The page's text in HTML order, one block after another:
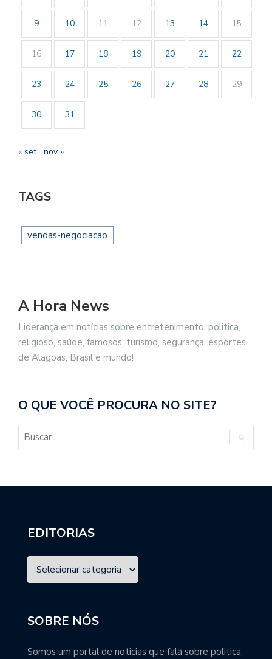
9 10 11 12 13 14 15
16 17 18 19 20 21 22
23 24 25 26 27 28 29
30 31
« set nov »
TAGS
vendas-negociacao
A Hora News
Liderança em notícias sobre entretenimento, politica,
religioso, saúde, famosos, turismo, segurança, esportes
de Alagoas, Brasil e mundo!
O QUE VOCÊ PROCURA NO SITE?
EDITORIAS
SOBRE NÓS
Somos um portal de noticias que fala sobre politica,